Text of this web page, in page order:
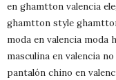
en ghamtton valencia
ghamtton style
moda en valencia moda
masculina en valencia
pantalón chino en